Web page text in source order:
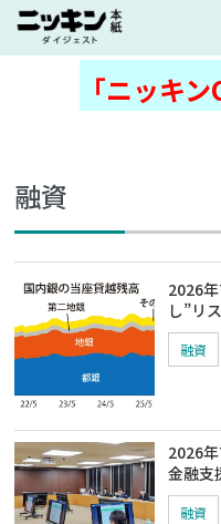
「ニッキ
融資
2026
し”リ
融資
2026
金融支
融資